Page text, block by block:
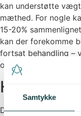
Samtykke
kan understøtte
mæthed. For nogle
15-20%
kan der forekomme
fortsat behandling –
ophør.
Hvad er
Der findes ikke én